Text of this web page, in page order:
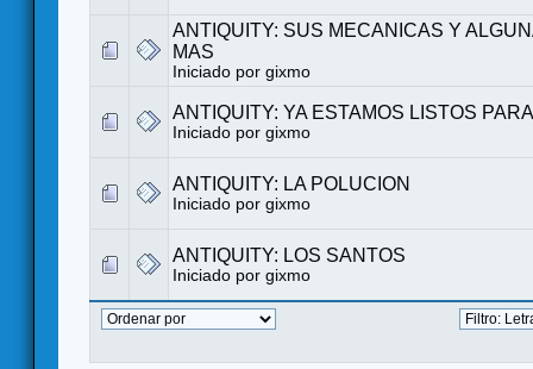
ANTIQUITY: SUS MECANICAS Y
MAS
Iniciado por gixmo
ANTIQUITY: YA ESTAMOS LISTOS
Iniciado por gixmo
ANTIQUITY: LA POLUCION
Iniciado por gixmo
ANTIQUITY: LOS SANTOS
Iniciado por gixmo